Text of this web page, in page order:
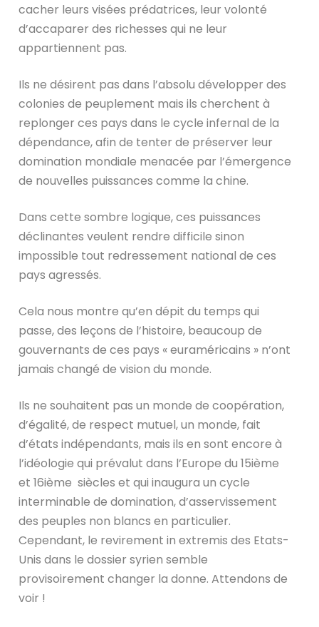
cacher leurs visées prédatrices, leur volonté
d’accaparer des richesses qui ne leur
appartiennent pas.
Ils ne désirent pas dans l’absolu développer des
colonies de peuplement mais ils cherchent à
replonger ces pays dans le cycle infernal de la
dépendance, afin de tenter de préserver leur
domination mondiale menacée par l’émergence
de nouvelles puissances comme la chine.
Dans cette sombre logique, ces puissances
déclinantes veulent rendre difficile sinon
impossible tout redressement national de ces
pays agressés.
Cela nous montre qu’en dépit du temps qui
passe, des leçons de l’histoire, beaucoup de
gouvernants de ces pays « euraméricains » n’ont
jamais changé de vision du monde.
Ils ne souhaitent pas un monde de coopération,
d’égalité, de respect mutuel, un monde, fait
d’états indépendants, mais ils en sont encore à
l’idéologie qui prévalut dans l’Europe du 15ième
et 16ième siècles et qui inaugura un cycle
interminable de domination, d’asservissement
des peuples non blancs en particulier.
Cependant, le revirement in extremis des Etats-
Unis dans le dossier syrien semble
provisoirement changer la donne. Attendons de
voir !